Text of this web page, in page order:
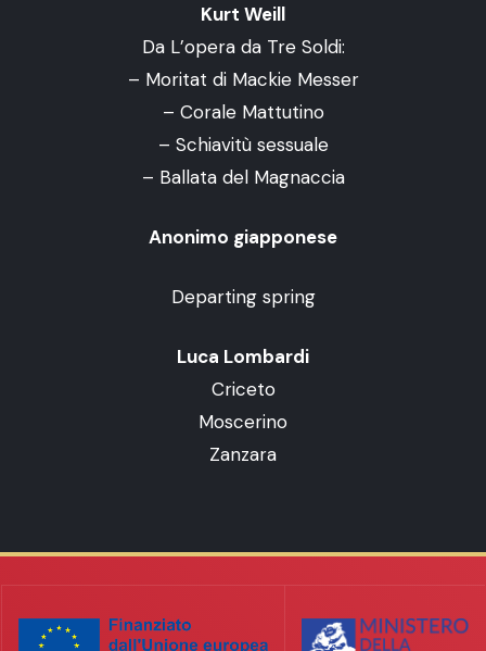
Kurt Weill
Da L’opera da Tre Soldi:
– Moritat di Mackie Messer
– Corale Mattutino
– Schiavitù sessuale
– Ballata del Magnaccia
Anonimo giapponese
Departing spring
Luca Lombardi
Criceto
Moscerino
Zanzara